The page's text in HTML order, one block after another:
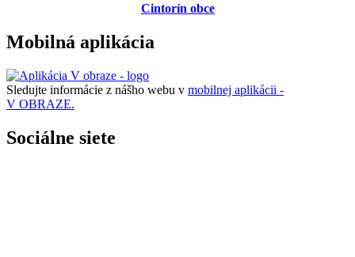
Cintorín obce
Mobilná aplikácia
Sledujte informácie z nášho webu v mobilnej aplikácii -
V OBRAZE.
Sociálne siete